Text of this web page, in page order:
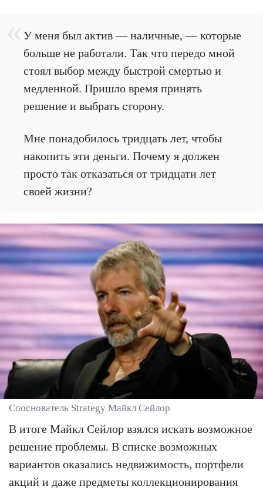
У меня был актив — наличные, — которые
больше не работали. Так что передо мной
стоял выбор между быстрой смертью и
медленной. Пришло время принять
решение и выбрать сторону.
Мне понадобилось тридцать лет, чтобы
накопить эти деньги. Почему я должен
просто так отказаться от тридцати лет
своей жизни?
Сооснователь Strategy Майкл Сейлор
В итоге Майкл Сейлор взялся искать возможное
решение проблемы. В списке возможных
вариантов оказались недвижимость, портфели
акций и даже предметы коллекционирования